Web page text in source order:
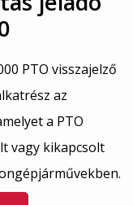
PTO visszajelző
az
a PTO
vagy kikapcsolt